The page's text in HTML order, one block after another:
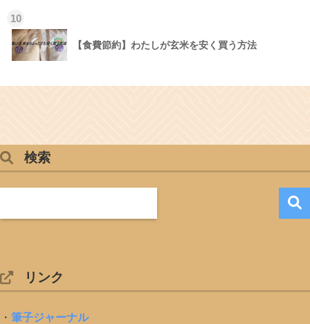
10
【食費節約】わたしが玄米を安く買う方法
検索
リンク
・ 筆子ジャーナル